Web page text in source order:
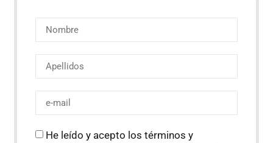
He leído y acepto los términos y